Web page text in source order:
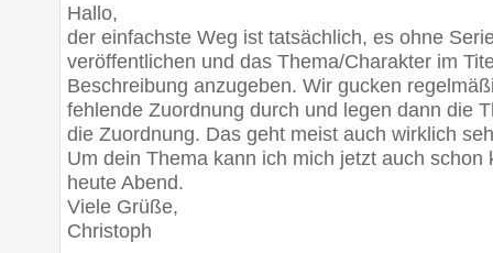
Hallo,
der einfachste Weg ist tatsächlich, es ohne
veröffentlichen und das Thema/Charakter im
Beschreibung anzugeben. Wir gucken
fehlende Zuordnung durch und legen dann die
die Zuordnung. Das geht meist auch wirklich
Um dein Thema kann ich mich jetzt auch schon
heute Abend.
Viele Grüße,
Christoph